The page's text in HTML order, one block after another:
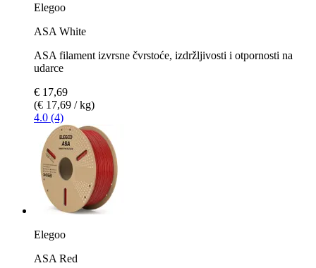
Elegoo
ASA White
ASA filament izvrsne čvrstoće, izdržljivosti i otpornosti na
udarce
€ 17,69
(€ 17,69 / kg)
4.0 (4)
Elegoo
ASA Red